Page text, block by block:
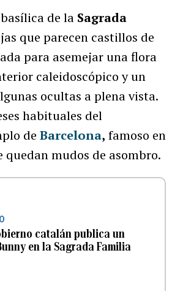
basílica de la Sagrada
que parecen castillos de
para asemejar una flora
caleidoscópico y un
ocultas a plena vista.
habituales del
de Barcelona, famoso en
quedan mudos de asombro.
catalán publica un
en la Sagrada Familia